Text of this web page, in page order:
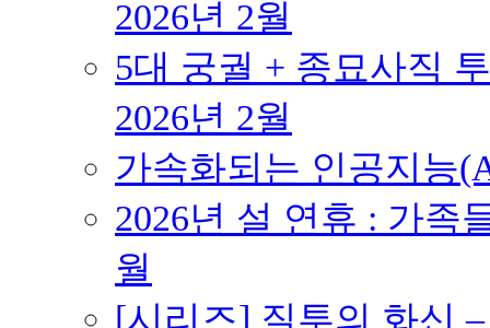
2026년 2월
5대 궁궐 + 종묘사직
2026년 2월
가속화되는 인공지능
2026년 설 연휴 : 가족
월
[시리즈] 질투의 화신